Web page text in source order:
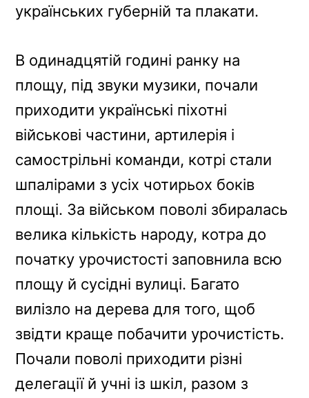
українських губерній та плакати.
В одинадцятій годині ранку на
площу, під звуки музики, почали
приходити українські піхотні
військові частини, артилерія і
самострільні команди, котрі стали
шпалірами з усіх чотирьох боків
площі. За військом поволі збиралась
велика кількість народу, котра до
початку урочистості заповнила всю
площу й сусідні вулиці. Багато
вилізло на дерева для того, щоб
звідти краще побачити урочистість.
Почали поволі приходити різні
делегації й учні із шкіл, разом з